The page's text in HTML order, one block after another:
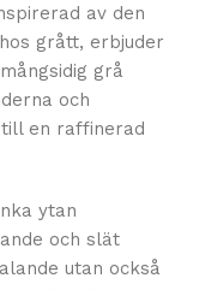
av den
grått, erbjuder
grå
och
en raffinerad
ytan
och slät
utan också